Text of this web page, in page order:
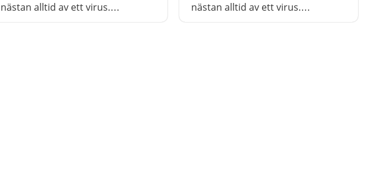
nästan alltid av ett virus.
nästan alltid av ett virus.